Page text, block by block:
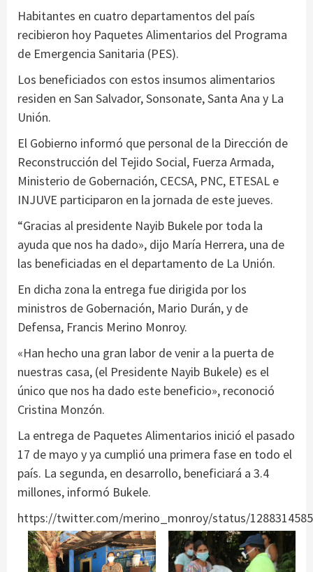
Habitantes en cuatro departamentos del país
recibieron hoy Paquetes Alimentarios del Programa
de Emergencia Sanitaria (PES).
Los beneficiados con estos insumos alimentarios
residen en San Salvador, Sonsonate, Santa Ana y La
Unión.
El Gobierno informó que personal de la Dirección de
Reconstrucción del Tejido Social, Fuerza Armada,
Ministerio de Gobernación, CECSA, PNC, ETESAL e
INJUVE participaron en la jornada de este jueves.
“Gracias al presidente Nayib Bukele por toda la
ayuda que nos ha dado», dijo María Herrera, una de
las beneficiadas en el departamento de La Unión.
En dicha zona la entrega fue dirigida por los
ministros de Gobernación, Mario Durán, y de
Defensa, Francis Merino Monroy.
«Han hecho una gran labor de venir a la puerta de
nuestras casa, (el Presidente Nayib Bukele) es el
único que nos ha dado este beneficio», reconoció
Cristina Monzón.
La entrega de Paquetes Alimentarios inició el pasado
17 de mayo y ya cumplió una primera fase en todo el
país. La segunda, en desarrollo, beneficiará a 3.4
millones, informó Bukele.
https://twitter.com/merino_monroy/status/